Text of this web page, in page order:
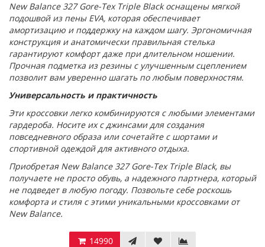
New Balance 327 Gore-Tex Triple Black оснащены мягкой
подошвой из пены EVA, которая обеспечивает
амортизацию и поддержку на каждом шагу. Эргономичная
конструкция и анатомически правильная стелька
гарантируют комфорт даже при длительном ношении.
Прочная подметка из резины с улучшенным сцеплением
позволит вам уверенно шагать по любым поверхностям.
Универсальность и практичность
Эти кроссовки легко комбинируются с любыми элементами
гардероба. Носите их с джинсами для создания
повседневного образа или сочетайте с шортами и
спортивной одеждой для активного отдыха.
Приобретая New Balance 327 Gore-Tex Triple Black, вы
получаете не просто обувь, а надежного партнера, который
не подведет в любую погоду. Позвольте себе роскошь
комфорта и стиля с этими уникальными кроссовками от
New Balance.
14990